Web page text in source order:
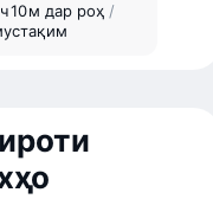
⁠ч 10 ⁠м дар роҳ /